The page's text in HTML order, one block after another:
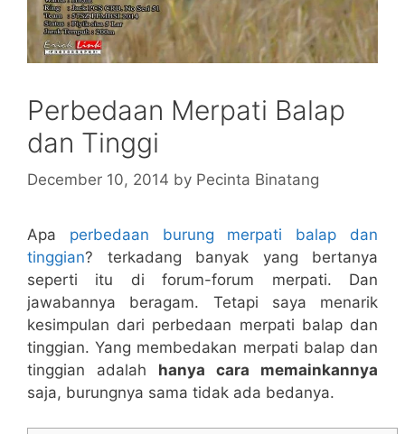
Perbedaan Merpati Balap
dan Tinggi
December 10, 2014 by Pecinta Binatang
Apa perbedaan burung merpati balap dan
tinggian? terkadang banyak yang bertanya
seperti itu di forum-forum merpati. Dan
jawabannya beragam. Tetapi saya menarik
kesimpulan dari perbedaan merpati balap dan
tinggian. Yang membedakan merpati balap dan
tinggian adalah hanya cara memainkannya
saja, burungnya sama tidak ada bedanya.